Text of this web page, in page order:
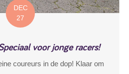
DEC
27
voor jonge racers!
coureurs in de dop! Klaar om